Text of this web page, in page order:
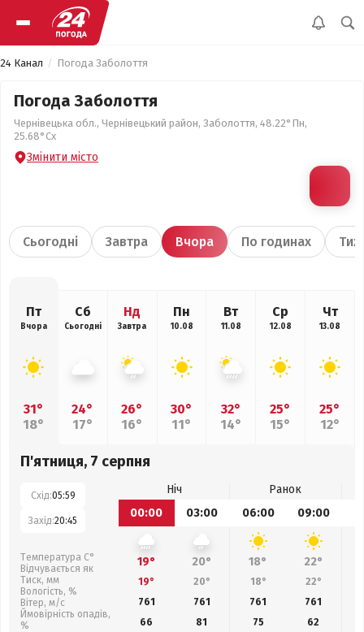
24 Канал Погода Заболоття
Погода Заболоття
Чернівецька обл., Чернівецький район, Заболоття, 48.22°Пн,
25.68°Сх
Змінити місто
Сьогодні Завтра Вчора По годинах
Пт
Вчора
31°
18°
Сб
Сьогодні
24°
17°
Нд
Завтра
26°
16°
Пн
10.08
30°
11°
Вт
11.08
32°
14°
Ср
12.08
25°
15°
Чт
13.08
25°
12°
П'ятниця, 7 серпня
Схід:05:59
Захід:20:45
Температура С°
Відчувається як
Тиск, мм
Вологість, %
Вітер, м/с
Ймовірність опадів,
%
Ніч
Ранок
00:00
03:00 06:00 09:00
19° 20° 18° 22°
19° 20° 18° 22°
761
761 761 761
66
81 75 62